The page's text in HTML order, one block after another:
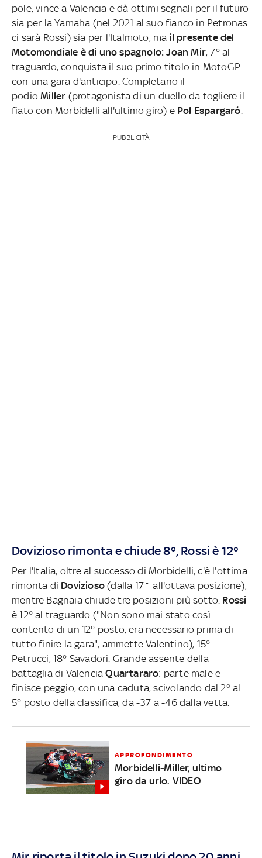
pole, vince a Valencia e dà ottimi segnali per il futuro
sia per la Yamaha (nel 2021 al suo fianco in Petronas
ci sarà Rossi) sia per l'Italmoto, ma il presente del
Motomondiale è di uno spagnolo: Joan Mir, 7° al
traguardo, conquista il suo primo titolo in MotoGP
con una gara d'anticipo. Completano il
podioMiller (protagonista di un duello da togliere il
fiato con Morbidelli all'ultimo giro) e Pol Espargaró
PUBBLICITÀ
Dovizioso rimonta e chiude 8°, Rossi è 12°
Per l'Italia, oltre al successo di Morbidelli, c'è l'ottima
rimonta di Dovizioso(dalla 17^ all'ottava posizione),
mentre Bagnaia chiude tre posizioni più sotto. Rossi
è 12° al traguardo ("Non sono mai stato così
contento di un 12° posto, era necessario prima di
tutto finire la gara", ammette Valentino), 15°
Petrucci, 18° Savadori. Grande assente della
battaglia di ValenciaQuartararo: parte male e
finisce peggio, con una caduta, scivolando dal 2° al
5° posto della classifica, da -37 a -46 dalla vetta.
APPROFONDIMENTO
Morbidelli-Miller, ultimo
giro da urlo. VIDEO